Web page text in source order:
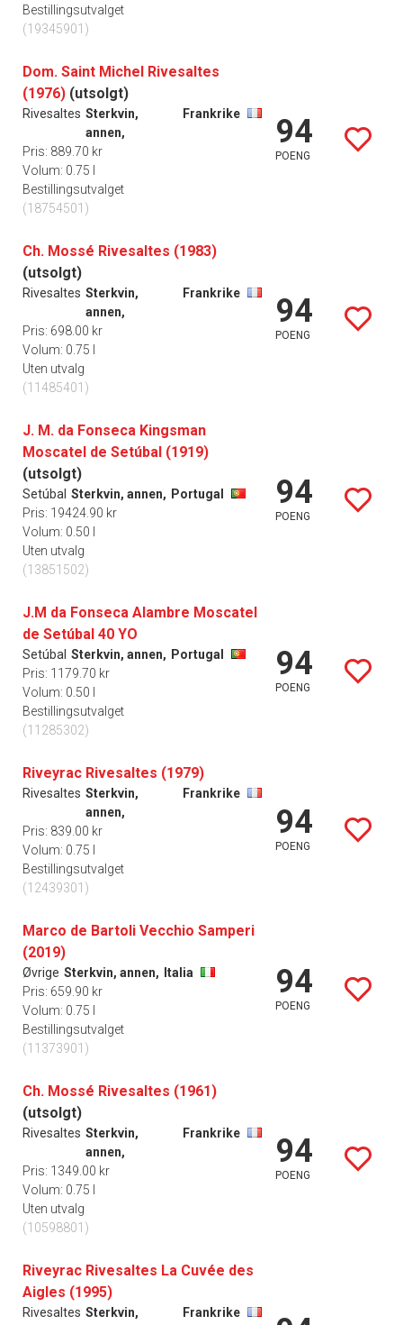
Bestillingsutvalget
(19345901)
Dom. Saint Michel Rivesaltes
(1976) (utsolgt)
Rivesaltes Sterkvin,
annen,
Frankrike
Pris: 889.70 kr
Volum: 0.75 l
Bestillingsutvalget
(18754501)
94
POENG
Ch. Mossé Rivesaltes (1983)
(utsolgt)
Rivesaltes Sterkvin,
annen,
Frankrike
Pris: 698.00 kr
Volum: 0.75 l
Uten utvalg
(11485401)
94
POENG
J. M. da Fonseca Kingsman
Moscatel de Setúbal (1919)
(utsolgt)
Setúbal Sterkvin, annen, Portugal
Pris: 19424.90 kr
Volum: 0.50 l
Uten utvalg
(13851502)
94
POENG
J.M da Fonseca Alambre Moscatel
de Setúbal 40 YO
Setúbal Sterkvin, annen, Portugal
Pris: 1179.70 kr
Volum: 0.50 l
Bestillingsutvalget
(11285302)
94
POENG
Riveyrac Rivesaltes (1979)
Rivesaltes Sterkvin,
annen,
Frankrike
Pris: 839.00 kr
Volum: 0.75 l
Bestillingsutvalget
(12439301)
94
POENG
Marco de Bartoli Vecchio Samperi
(2019)
Øvrige Sterkvin, annen,
Italia
Pris: 659.90 kr
Volum: 0.75 l
Bestillingsutvalget
(11373901)
94
POENG
Ch. Mossé Rivesaltes (1961)
(utsolgt)
Rivesaltes Sterkvin,
annen,
Frankrike
Pris: 1349.00 kr
Volum: 0.75 l
Uten utvalg
(10598801)
94
POENG
Riveyrac Rivesaltes La Cuvée des
Aigles (1995)
Rivesaltes Sterkvin,
Frankrike